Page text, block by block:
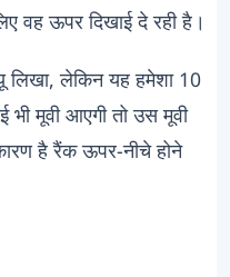
वह ऊपर दिखाई दे रही है।
लिखा, लेकिन यह हमेशा 10
भी मूवी आएगी तो उस मूवी
है रैंक ऊपर-नीचे होने